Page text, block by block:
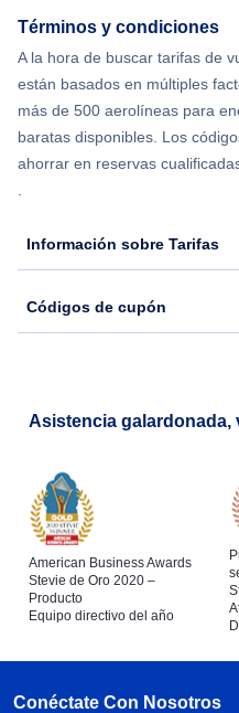
Flights from Shanghai to
Flights from Delhi to Nueva
Flights from Chicago to Delhi
Flights from Nueva York to
Flights from Nueva York to
Términos y condiciones
A la hora de buscar tarifas de
están basados en múltiples
más de 500 aerolíneas para
baratas disponibles. Los
ahorrar en reservas
.
Información sobre Tarifas
Códigos de cupón
Asistencia galardonada,
American Business Awards
Stevie de Oro 2020 –
Producto
Equipo directivo del año
Conéctate Con Nosotros